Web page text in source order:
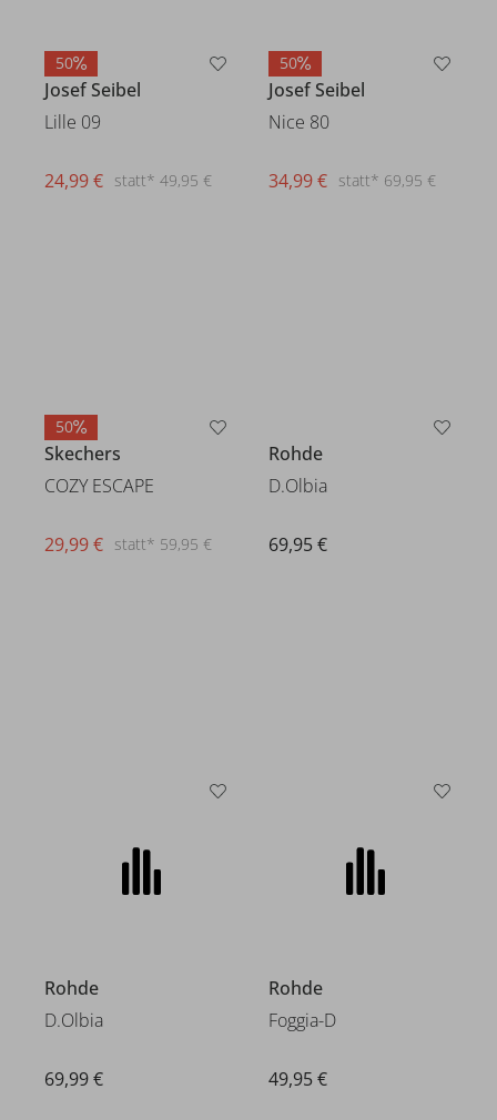
50
Josef Seibel
Lille 09
statt* 49,95 €
24,99 €
50
Josef Seibel
Nice 80
statt* 69,95 €
34,99 €
50
Skechers
COZY ESCAPE
statt* 59,95 €
29,99 €
Rohde
D.Olbia
69,95 €
Rohde
D.Olbia
69,99 €
Rohde
Foggia-D
49,95 €